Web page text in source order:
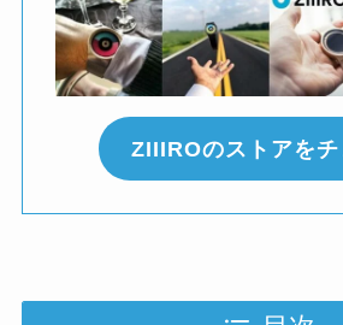
ZIIIROのストアをチ